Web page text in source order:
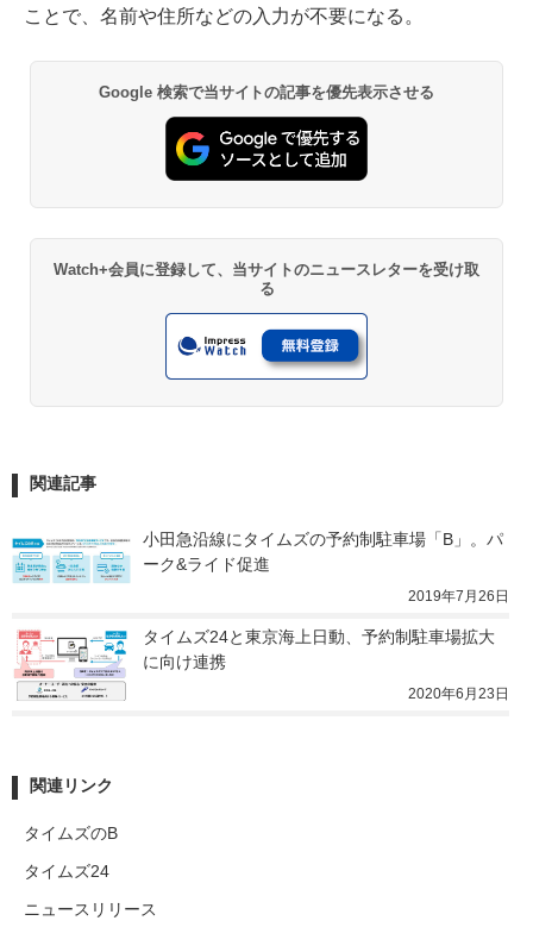
ことで、名前や住所などの入力が不要になる。
Google 検索で当サイトの記事を優先表示させる
Watch+会員に登録して、当サイトのニュースレターを受け取
る
関連記事
小田急沿線にタイムズの予約制駐車場「B」。パ
ーク&ライド促進
2019年7月26日
タイムズ24と東京海上日動、予約制駐車場拡大
に向け連携
2020年6月23日
関連リンク
タイムズのB
タイムズ24
ニュースリリース